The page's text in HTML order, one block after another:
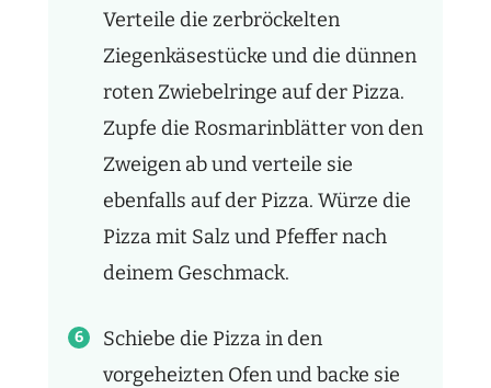
Verteile die zerbröckelten
Ziegenkäsestücke und die dünnen
roten Zwiebelringe auf der Pizza.
Zupfe die Rosmarinblätter von den
Zweigen ab und verteile sie
ebenfalls auf der Pizza. Würze die
Pizza mit Salz und Pfeffer nach
deinem Geschmack.
Schiebe die Pizza in den
vorgeheizten Ofen und backe sie